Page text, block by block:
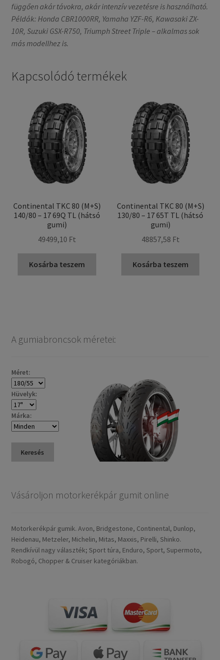
függően akár távokra, akár intenzív vezetésre is használható.
Példák: Honda CBR1000RR, Yamaha YZF-R6, Kawasaki ZX-
10R, Suzuki GSX-R750, Triumph Street Triple – alkalmas sok
más modellhez is.
Kapcsolódó termékek
Continental TKC 80 (M+S)
140/80 – 17 69Q TL (hátsó
gumi)
49499,10 Ft
Kosárba teszem
Continental TKC 80 (M+S)
130/80 – 17 65T TL (hátsó
gumi)
48857,58 Ft
Kosárba teszem
A gumiabroncsok méretei:
Méret:
Hüvelyk:
Márka:
Keresés
Vásároljon motorkerékpár gumit online
Motorkerékpár gumik. Avon, Bridgestone, Continental, Dunlop,
Heidenau, Metzeler, Michelin, Mitas, Maxxis, Pirelli, Shinko.
Rendkívül nagy választék; Sport túra, Enduro, Sport, Supermoto,
Robogó, Chopper & Cruiser kategóriákban.